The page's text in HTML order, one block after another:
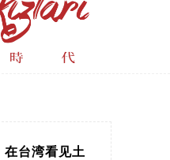
在台湾看见土